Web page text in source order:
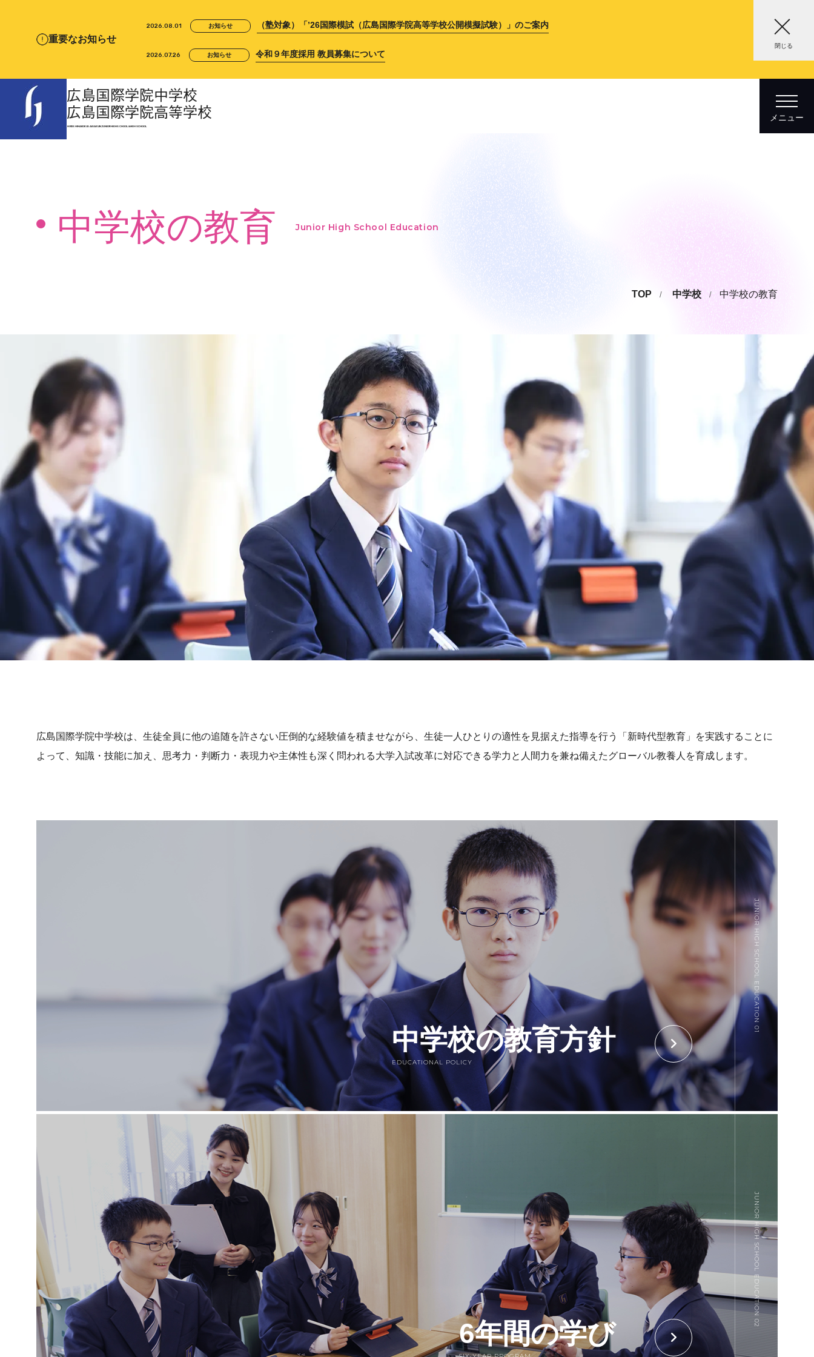
重要なお知らせ
2026.08.01 お知らせ （塾対象）「’26国際模試（広島国際学院高等学校公開模擬試験）」のご案内
2026.07.26 お知らせ 令和９年度採用 教員募集について
閉じる
広島国際学院中学校
広島国際学院高等学校
HIROSHIMA KOKUSAI GAKUINJUNIOR HIGH SCHOOL &HIGH SCHOOL
中学校の教育 Junior High School Education
TOP 中学校 中学校の教育
広島国際学院中学校は、生徒全員に他の追随を許さない圧倒的な経験値を積ませながら、生徒一人ひとりの適性を見据えた指導を行う「新時代型教育」を実践することに
よって、知識・技能に加え、思考力・判断力・表現力や主体性も深く問われる大学入試改革に対応できる学力と人間力を兼ね備えたグローバル教養人を育成します。
中学校の教育方針
EDUCATIONAL POLICY
JUNIOR HIGH SCHOOL EDUCATION 01
6年間の学び
JUNIOR HIGH SCHOOL EDUCATION 02